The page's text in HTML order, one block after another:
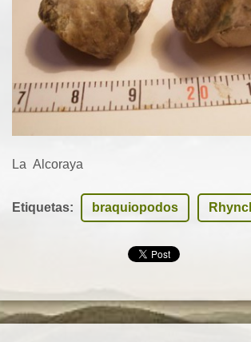
La Alcoraya
Etiquetas: braquiopodos